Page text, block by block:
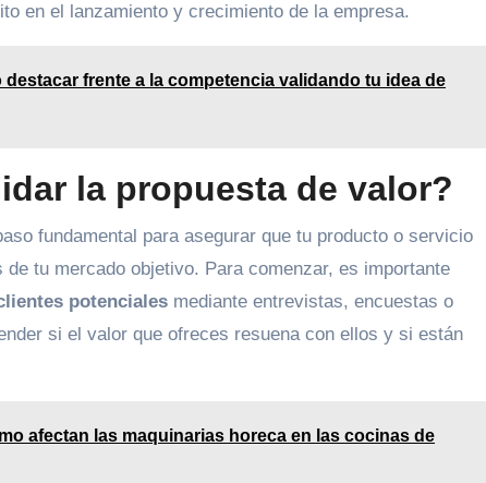
en el lanzamiento y crecimiento de la empresa.
destacar frente a la competencia validando tu idea de
la propuesta de valor?
fundamental para asegurar que tu producto o servicio
tu mercado objetivo. Para comenzar, es importante
potenciales mediante entrevistas, encuestas o
si el valor que ofreces resuena con ellos y si están
afectan las maquinarias horeca en las cocinas de